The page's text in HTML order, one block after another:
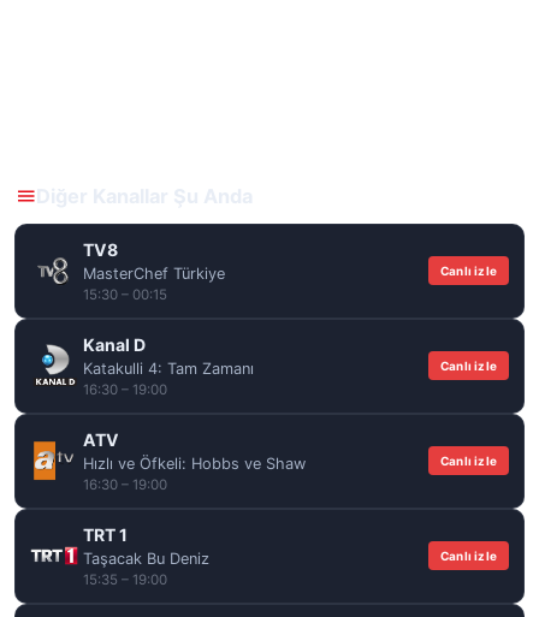
TV8
MasterChef Türkiye
15:30 – 00:15
Canlı izle
Kanal D
Katakulli 4: Tam Zamanı
16:30 – 19:00
Canlı izle
ATV
Hızlı ve Öfkeli: Hobbs ve Shaw
16:30 – 19:00
Canlı izle
TRT 1
Taşacak Bu Deniz
15:35 – 19:00
Canlı izle